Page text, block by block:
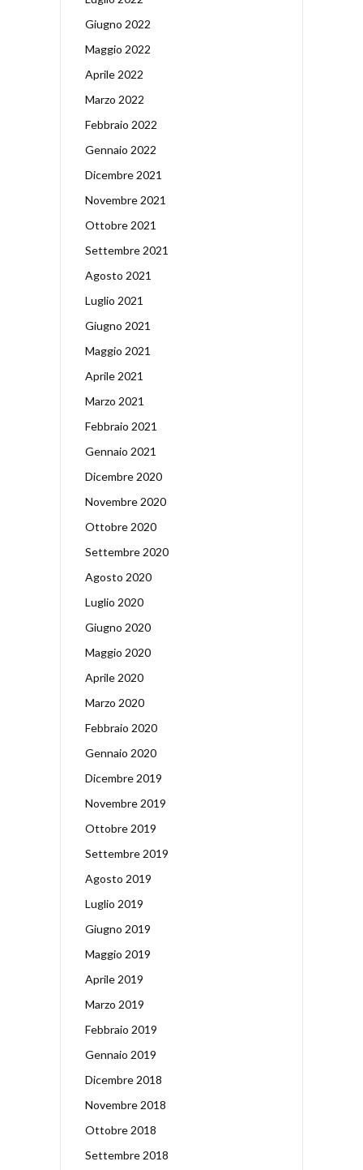
Giugno 2022
Maggio 2022
Aprile 2022
Marzo 2022
Febbraio 2022
Gennaio 2022
Dicembre 2021
Novembre 2021
Ottobre 2021
Settembre 2021
Agosto 2021
Luglio 2021
Giugno 2021
Maggio 2021
Aprile 2021
Marzo 2021
Febbraio 2021
Gennaio 2021
Dicembre 2020
Novembre 2020
Ottobre 2020
Settembre 2020
Agosto 2020
Luglio 2020
Giugno 2020
Maggio 2020
Aprile 2020
Marzo 2020
Febbraio 2020
Gennaio 2020
Dicembre 2019
Novembre 2019
Ottobre 2019
Settembre 2019
Agosto 2019
Luglio 2019
Giugno 2019
Maggio 2019
Aprile 2019
Marzo 2019
Febbraio 2019
Gennaio 2019
Dicembre 2018
Novembre 2018
Ottobre 2018
Settembre 2018